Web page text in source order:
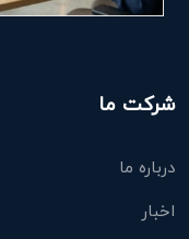
شرکت ما
درباره ما
اخبار